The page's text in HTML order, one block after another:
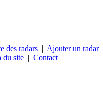
des radars | Ajouter un radar
du site | Contact